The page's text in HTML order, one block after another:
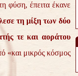
φύση, έπειτα έκανε
τη μίξη των δύο
τε και αοράτου
«και μικρός κόσμος